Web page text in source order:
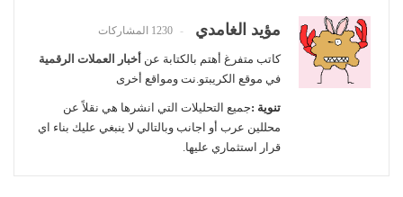
مؤيد الغامدي 1230 المشاركات
كاتب متفرغ أهتم بالكتابة عن أخبار العملات الرقمية
في موقع الكريبتو.نت ومواقع أخرى
تنوية :جميع التحليلات التي انشرها هي نقلاً عن
محللين عرب أو اجانب وبالتالي لا ينبغي عليك بناء اي
قرار استثماري عليها.